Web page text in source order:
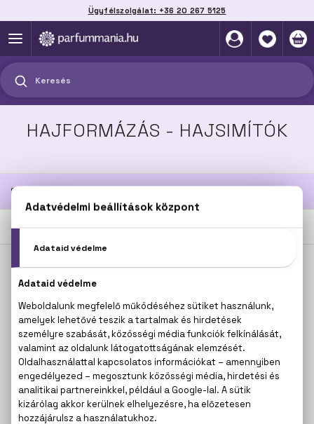
Ügyfélszolgálat: +36 20 267 5125
Keresés
HAJFORMÁZÁS - HAJSIMÍTÓK
SZŰRÉSEK
2TERMÉK
ECHOSLINE
Discipline
Hajsimító spray
200 ml
ECHOSLINE
Echos Look Liss Styler
Hajsimító folyadék